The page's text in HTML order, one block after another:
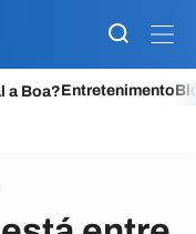
a Boa?Entretenimento